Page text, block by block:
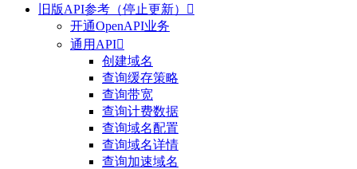
旧版API参考（停止更新）

开通OpenAPI业务
通用API
创建域名
查询缓存策略
查询带宽
查询计费数据
查询域名配置
查询域名详情
查询加速域名